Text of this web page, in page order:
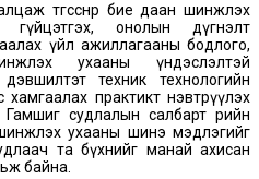
төгссөнөөр бие даан шинжлэх
онолын дүгнэлт
үйл ажиллагааны бодлого,
ухааны үндэслэлтэй
техник технологийн
практикт нэвтрүүлэх
судлалын салбарт өөрийн
ухааны шинэ мэдлэгийг
та бүхнийг манай ахисан
байна.